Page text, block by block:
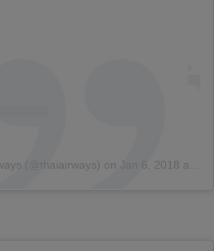
(@thaiairways) on Jan 6, 2018 at 4:34am PST